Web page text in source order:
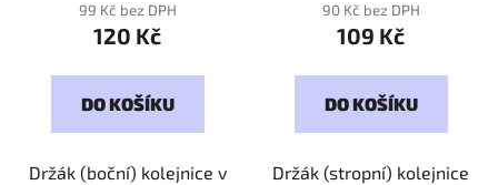
99 Kč bez DPH
120 Kč
DO KOŠÍKU
Držák (boční) kolejnice v
90 Kč bez DPH
109 Kč
DO KOŠÍKU
Držák (stropní) kolejnice